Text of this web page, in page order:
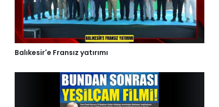
Balıkesir'e Fransız yatırımı